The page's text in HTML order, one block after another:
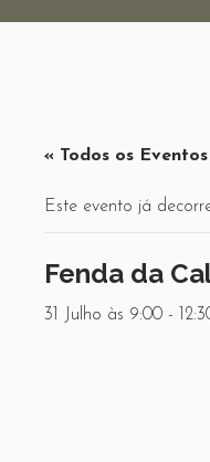
« Todos os Eventos
Este evento já
Fenda da
31 Julho às 9:00 -